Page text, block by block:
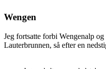
Wengen
Jeg fortsatte forbi Wengenalp
Lauterbrunnen, så efter en